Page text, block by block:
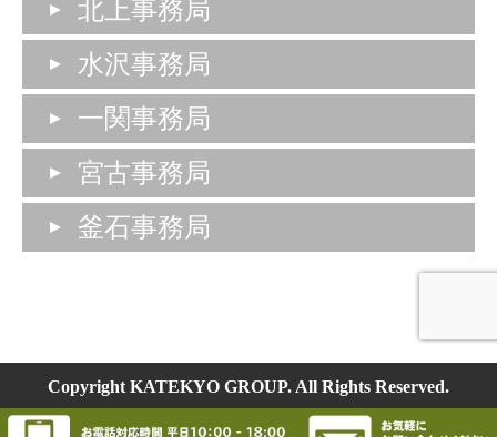
北上事務局
水沢事務局
一関事務局
宮古事務局
釜石事務局
Copyright KATEKYO GROUP. All Rights Reserved.